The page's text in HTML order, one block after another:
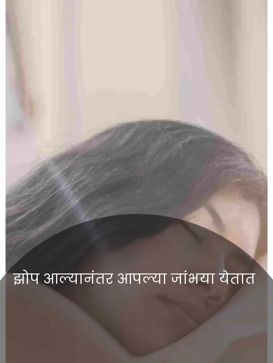
झोप आल्यानंतर आपल्या जांभया येतात